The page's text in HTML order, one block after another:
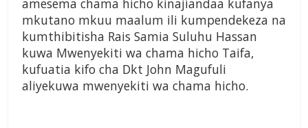
amesema chama hicho kinajiandaa kufanya
mkutano mkuu maalum ili kumpendekeza na
kumthibitisha Rais Samia Suluhu Hassan
kuwa Mwenyekiti wa chama hicho Taifa,
kufuatia kifo cha Dkt John Magufuli
aliyekuwa mwenyekiti wa chama hicho.